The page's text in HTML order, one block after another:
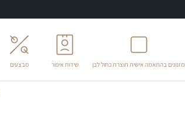
מזנונים בהתאמה אישית תוצרת כחול לבן שידות איפור מבצעים